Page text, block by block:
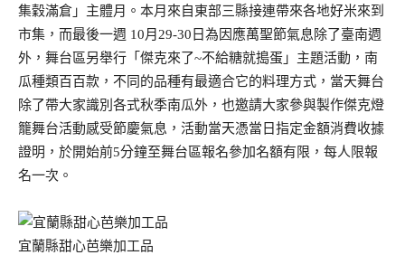
集穀滿倉」主體月。本月來自東部三縣接連帶來各地好米來到
市集，而最後一週 10月29-30日為因應萬聖節氣息除了臺南週
外，舞台區另舉行「傑克來了~不給糖就搗蛋」主題活動，南
瓜種類百百款，不同的品種有最適合它的料理方式，當天舞台
除了帶大家識別各式秋季南瓜外，也邀請大家參與製作傑克燈
籠舞台活動感受節慶氣息，活動當天憑當日指定金額消費收據
證明，於開始前5分鐘至舞台區報名參加名額有限，每人限報
名一次。
宜蘭縣甜心芭樂加工品